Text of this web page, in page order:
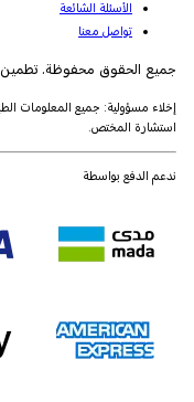
الأسئلة الشائعة
تواصل معنا
جميع الحقوق محفوظة. تطمين ©
إخلاء مسؤولية: جميع المعلومات
استشارة المختص.
ندعم الدفع بواسطة